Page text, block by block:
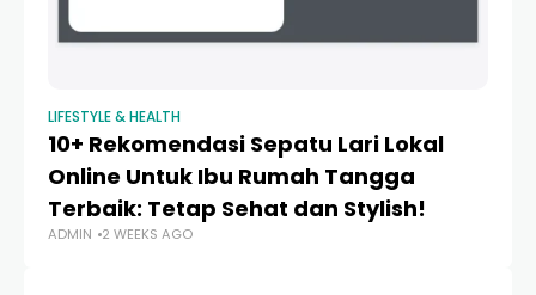
LIFESTYLE & HEALTH
10+ Rekomendasi Sepatu Lari Lokal
Online Untuk Ibu Rumah Tangga
Terbaik: Tetap Sehat dan Stylish!
ADMIN 2 WEEKS AGO